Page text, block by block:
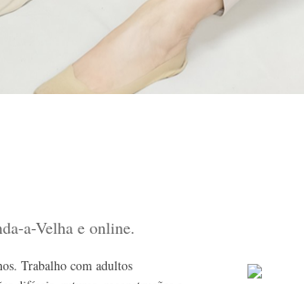
a-Velha e online.
Trabalho com adultos